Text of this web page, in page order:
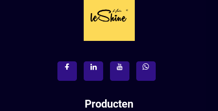
Producten